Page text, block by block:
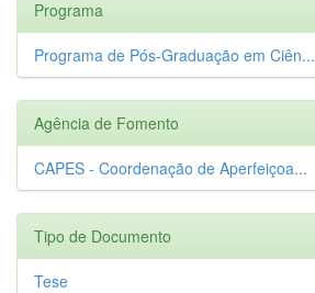
Programa
Programa de Pós-Graduação em Ciên...
Agência de Fomento
CAPES - Coordenação de Aperfeiçoa...
Tipo de Documento
Tese